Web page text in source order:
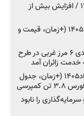
اعلام قیمت جدید پارس نوا در مرداد ۱۴۰۵ / افزایش بیش از
شروع فروش کشنده و کامیون فاو -مرداد۱۴۰۵ (+زمان، قیمت و
مدیرعامل امدادخودروسایپا: پوشش امدادی ۶ مرز غربی در طرح
شروع فروش ۸ محصول بهمن دیزل -مرداد۱۴۰۵ (+زمان، جدول
را نابود